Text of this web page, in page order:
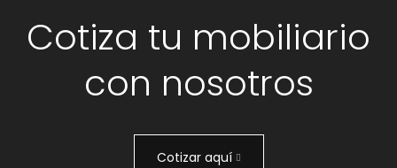
Cotiza tu mobiliario
con nosotros
Cotizar aquí